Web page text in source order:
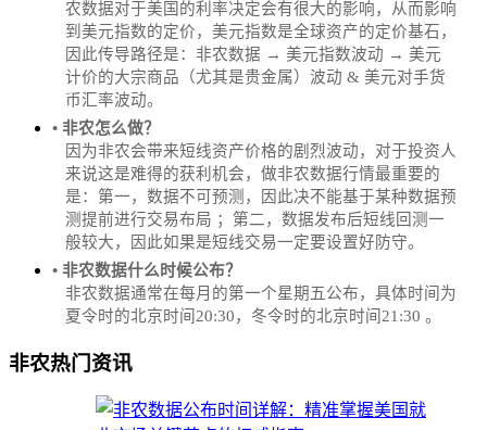
农数据对于美国的利率决定会有很大的影响，从而影响
到美元指数的定价，美元指数是全球资产的定价基石，
因此传导路径是：非农数据 → 美元指数波动 → 美元
计价的大宗商品（尤其是贵金属）波动 & 美元对手货
币汇率波动。
• 非农怎么做？
因为非农会带来短线资产价格的剧烈波动，对于投资人
来说这是难得的获利机会，做非农数据行情最重要的
是：第一，数据不可预测，因此决不能基于某种数据预
测提前进行交易布局 ；第二，数据发布后短线回测一
般较大，因此如果是短线交易一定要设置好防守。
• 非农数据什么时候公布？
‌非农数据通常在每月的第一个星期五公布，具体时间为
夏令时的北京时间20:30，冬令时的北京时间21:30‌‌ 。
非农热门资讯